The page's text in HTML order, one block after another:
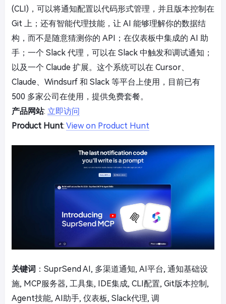
(CLI)，可以将通知配置以代码形式管理，并且版本控制在
Git 上；还有智能代理技能，让 AI 能够理解你的数据结
构，而不是随意猜测你的 API；在仪表板中集成的 AI 助
手；一个 Slack 代理，可以在 Slack 中触发和调试通知；
以及一个 Claude 扩展。这个系统可以在 Cursor、
Claude、Windsurf 和 Slack 等平台上使用，目前已有
500 多家公司在使用，提供免费套餐。
产品网站: 立即访问
Product Hunt: View on Product Hunt
关键词 ：SuprSend AI, 多渠道通知, AI平台, 通知基础设
施, MCP服务器, 工具集, IDE集成, CLI配置, Git版本控制,
Agent技能, AI助手, 仪表板, Slack代理, 调